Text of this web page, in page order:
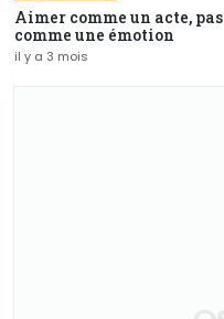
Aimer comme un acte, pas
comme une émotion
il y a 3 mois